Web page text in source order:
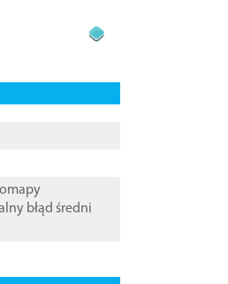
błąd średni